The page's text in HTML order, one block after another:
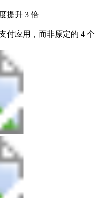
提升 3 倍
付应用，而非原定的 4 个